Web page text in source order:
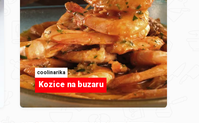
coolinarika
Kozice na buzaru